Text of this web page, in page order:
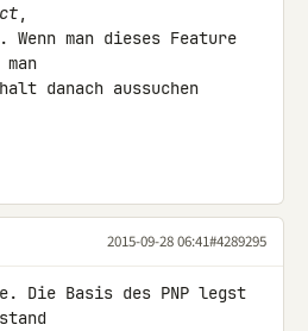
,
Wenn man dieses Feature
danach aussuchen
2015-09-28 06:41#4289295
Die Basis des PNP legst